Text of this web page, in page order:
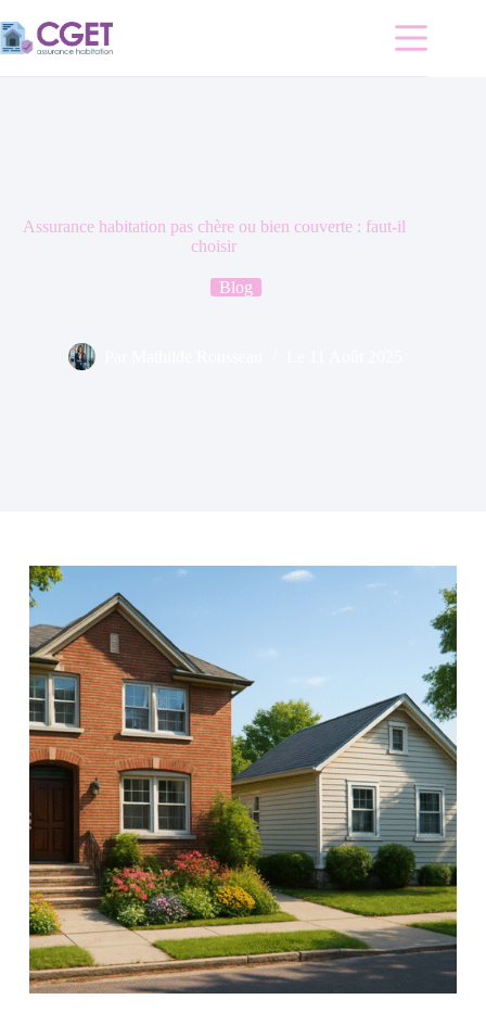
au
contenu
m’aider ?
Assurance habitation pas chère ou bien couverte : faut-il
choisir
Blog